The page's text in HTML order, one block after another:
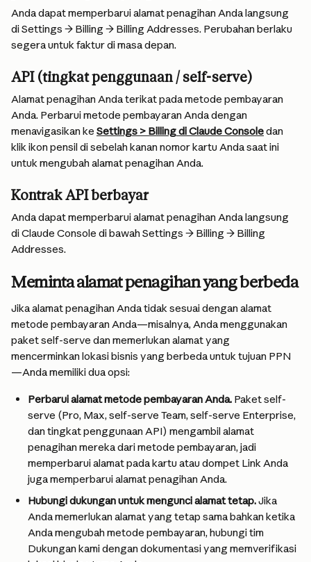
Anda dapat memperbarui alamat penagihan Anda langsung
di Settings → Billing → Billing Addresses. Perubahan berlaku
segera untuk faktur di masa depan.
API (tingkat penggunaan / self-serve)
Alamat penagihan Anda terikat pada metode pembayaran
Anda. Perbarui metode pembayaran Anda dengan
menavigasikan ke Settings > Billing di Claude Console dan
klik ikon pensil di sebelah kanan nomor kartu Anda saat ini
untuk mengubah alamat penagihan Anda.
Kontrak API berbayar
Anda dapat memperbarui alamat penagihan Anda langsung
di Claude Console di bawah Settings → Billing → Billing
Addresses.
Meminta alamat penagihan yang berbeda
Jika alamat penagihan Anda tidak sesuai dengan alamat
metode pembayaran Anda—misalnya, Anda menggunakan
paket self-serve dan memerlukan alamat yang
mencerminkan lokasi bisnis yang berbeda untuk tujuan PPN
—Anda memiliki dua opsi:
Perbarui alamat metode pembayaran Anda. Paket self-
serve (Pro, Max, self-serve Team, self-serve Enterprise,
dan tingkat penggunaan API) mengambil alamat
penagihan mereka dari metode pembayaran, jadi
memperbarui alamat pada kartu atau dompet Link Anda
juga memperbarui alamat penagihan Anda.
Hubungi dukungan untuk mengunci alamat tetap. Jika
Anda memerlukan alamat yang tetap sama bahkan ketika
Anda mengubah metode pembayaran, hubungi tim
Dukungan kami dengan dokumentasi yang memverifikasi